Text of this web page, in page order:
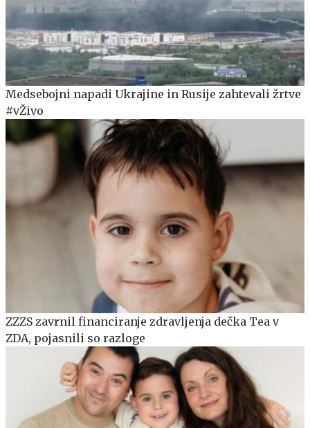
Medsebojni napadi Ukrajine in Rusije zahtevali žrtve
#vŽivo
ZZZS zavrnil financiranje zdravljenja dečka Tea v
ZDA, pojasnili so razloge